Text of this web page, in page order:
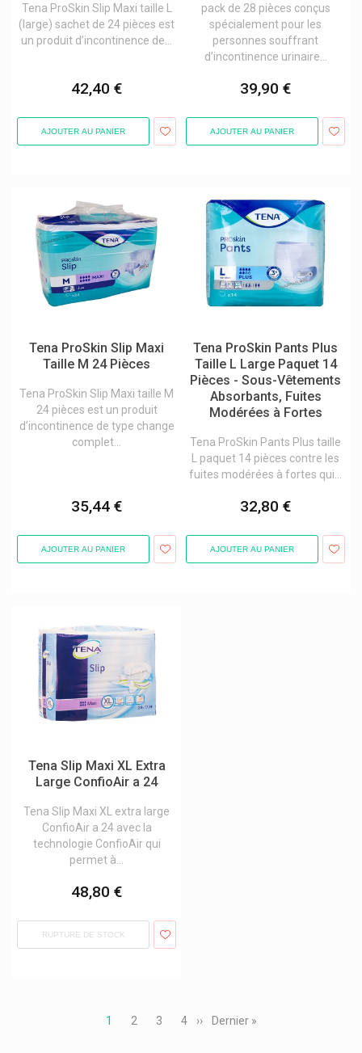
Tena ProSkin Slip Maxi taille L
(large) sachet de 24 pièces est
un produit d’incontinence de...
42,40 €
AJOUTER AU PANIER
pack de 28 pièces conçus
spécialement pour les
personnes souffrant
d’incontinence urinaire...
39,90 €
AJOUTER AU PANIER
Tena ProSkin Slip Maxi
Taille M 24 Pièces
Tena ProSkin Slip Maxi taille M
24 pièces est un produit
d’incontinence de type change
complet...
35,44 €
AJOUTER AU PANIER
Tena ProSkin Pants Plus
Taille L Large Paquet 14
Pièces - Sous-Vêtements
Absorbants, Fuites
Modérées à Fortes
Tena ProSkin Pants Plus taille
L paquet 14 pièces contre les
fuites modérées à fortes qui...
32,80 €
AJOUTER AU PANIER
Tena Slip Maxi XL Extra
Large ConfioAir a 24
Tena Slip Maxi XL extra large
ConfioAir a 24 avec la
technologie ConfioAir qui
permet à...
48,80 €
RUPTURE DE STOCK
Page
1 Page
2 Page
3 Page
4
Page
››
Dernière
Dernier »